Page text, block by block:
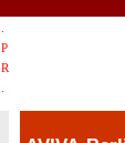
P
R